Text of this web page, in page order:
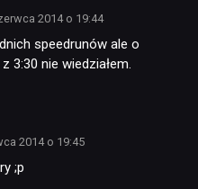
2014 o 19:44
speedrunów ale o
3:30 nie wiedziałem.
2014 o 19:45
;p